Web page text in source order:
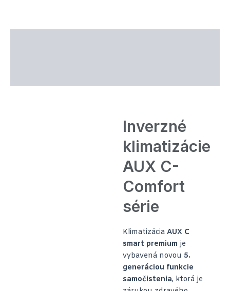
Inverzné
klimatizácie
AUX C-
Comfort
série
Klimatizácia AUX C
smart premium je
vybavená novou 5.
generáciou funkcie
samočistenia, ktorá je